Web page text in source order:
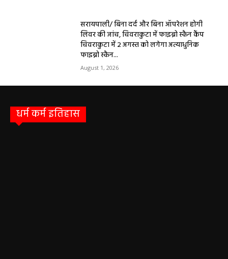
सरायपाली/ बिना दर्द और बिना ऑपरेशन होगी
लिवर की जांच, चिवराकुटा में फाइब्रो स्कैन कैंप
चिवराकुटा में 2 अगस्त को लगेगा अत्याधुनिक
फाइब्रो स्कैन...
August 1, 2026
धर्म कर्म इतिहास